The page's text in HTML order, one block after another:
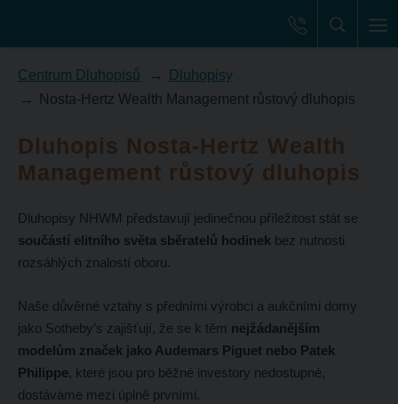
Centrum Dluhopisů
Dluhopisy
Nosta-Hertz Wealth Management růstový dluhopis
Dluhopis Nosta-Hertz Wealth
Management růstový dluhopis
Dluhopisy NHWM představují jedinečnou příležitost stát se
součástí elitního světa sběratelů hodinek bez nutnosti
rozsáhlých znalostí oboru.
Naše důvěrné vztahy s předními výrobci a aukčními domy
jako Sotheby’s zajišťují, že se k těm nejžádanějším
modelům značek jako Audemars Piguet nebo Patek
Philippe, které jsou pro běžné investory nedostupné,
dostáváme mezi úplně prvními.